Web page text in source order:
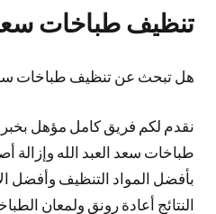
تنظيف طباخات سعد
هل تبحث عن تنظيف طباخات سعد
نقدم لكم فريق كامل مؤهل
طباخات سعد العبد الله وإزالة
بأفضل المواد التنظيف وأفضل
النتائج أعادة رونق ولمعان